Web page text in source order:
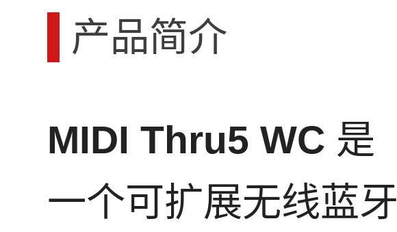
产品简介
MIDI Thru5 WC 是
一个可扩展无线蓝牙